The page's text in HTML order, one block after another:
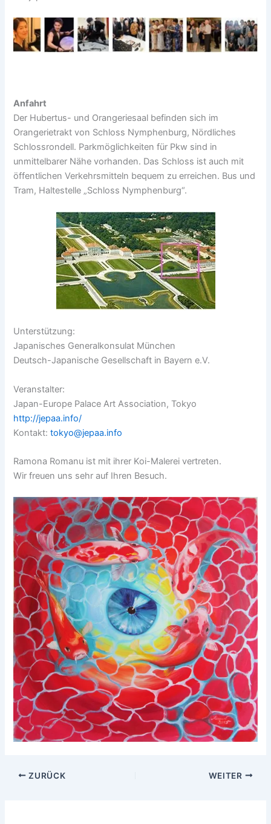
Anfahrt
Der Hubertus- und Orangeriesaal befinden sich im
Orangerietrakt von Schloss Nymphenburg, Nördliches
Schlossrondell. Parkmöglichkeiten für Pkw sind in
unmittelbarer Nähe vorhanden. Das Schloss ist auch mit
öffentlichen Verkehrsmitteln bequem zu erreichen. Bus und
Tram, Haltestelle „Schloss Nymphenburg“.
Unterstützung:
Japanisches Generalkonsulat München
Deutsch-Japanische Gesellschaft in Bayern e.V.
Veranstalter:
Japan-Europe Palace Art Association, Tokyo
http://jepaa.info/
Kontakt:tokyo@jepaa.info
Ramona Romanu ist mit ihrer Koi-Malerei vertreten.
Wir freuen uns sehr auf Ihren Besuch.
ZURÜCK WEITER